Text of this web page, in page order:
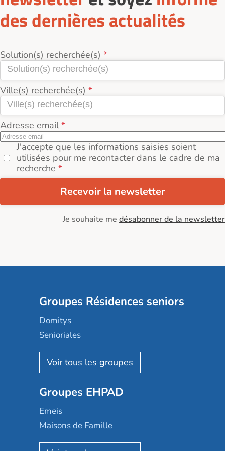
des dernières actualités
Solution(s) recherchée(s)
Ville(s) recherchée(s)
Adresse email
J'accepte que les informations saisies soient
utilisées pour me recontacter dans le cadre de ma
recherche
Recevoir la newsletter
Je souhaite me désabonner de la newsletter
Groupes Résidences seniors
Domitys
Senioriales
Nohée
Les Résidentiels
Mobicap
Domusvi
Happy Senior
Groupes EHPAD
Emeis
Maisons de Famille
Korian